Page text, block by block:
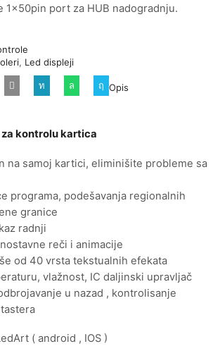
1x50pin port za HUB nadogradnju.
, Led displeji
Opis
kontrolu kartica
na samoj kartici, eliminišite probleme sa
programa, podešavanja regionalnih
granice
radnji
reči i animacije
od 40 vrsta tekstualnih efekata
vlažnost, IC daljinski upravljač
u nazad , kontrolisanje
( android , IOS )